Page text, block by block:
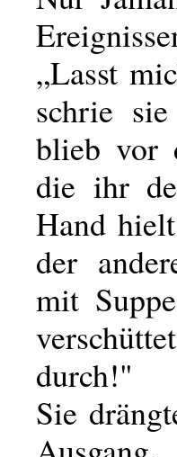
„Lasst
schrie
blieb vor
die ihr
Hand
der
mit
durch!"
Sie